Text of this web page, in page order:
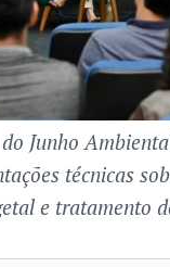
Junho
técnicas
e tratamento